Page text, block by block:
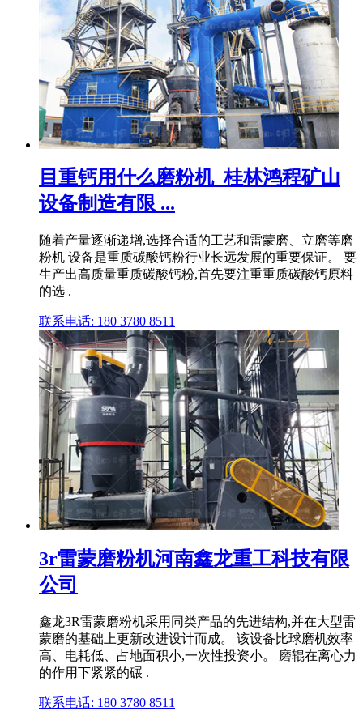
目重钙用什么磨粉机_桂林鸿程矿山
设备制造有限 ...
随着产量逐渐递增,选择合适的工艺和雷蒙磨、立磨等磨
粉机 设备是重质碳酸钙粉行业长远发展的重要保证。 要
生产出高质量重质碳酸钙粉,首先要注重重质碳酸钙原料
的选 .
联系电话: 180 3780 8511
3r雷蒙磨粉机河南鑫龙重工科技有限
公司
鑫龙3R雷蒙磨粉机采用同类产品的先进结构,并在大型雷
蒙磨的基础上更新改进设计而成。 该设备比球磨机效率
高、电耗低、占地面积小,一次性投资小。 磨辊在离心力
的作用下紧紧的碾 .
联系电话: 180 3780 8511